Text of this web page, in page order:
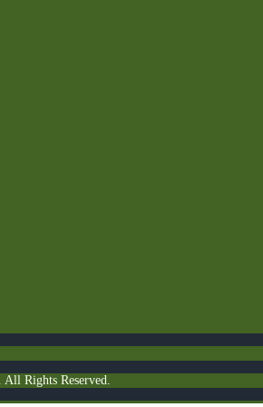
Rights Reserved.
en garantissant la conformité avec